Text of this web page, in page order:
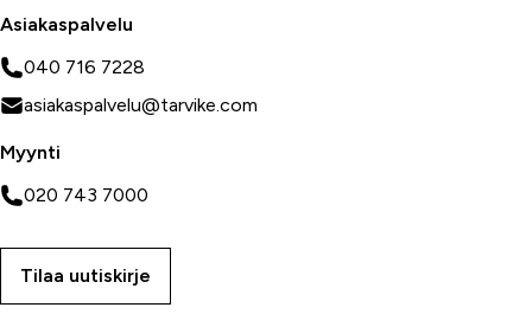
Asiakaspalvelu
040 716 7228
asiakaspalvelu@tarvike.com
Myynti
020 743 7000
Tilaa uutiskirje